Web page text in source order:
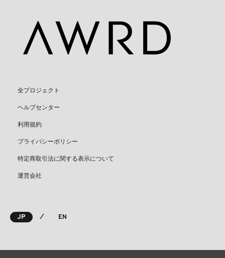
全プロジェクト
ヘルプセンター
利用規約
プライバシーポリシー
特定商取引法に関する表示について
運営会社
JP ⁄ EN